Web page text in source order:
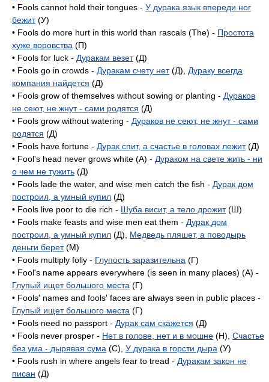
• Fools cannot hold their tongues - У дурака язык впереди ног
бежит(У)
• Fools do more hurt in this world than rascals (The) - Простота
хуже воровства (П)
• Fools for luck - Дуракам везет(Д)
• Fools go in crowds - Дуракам счету нет(Д), Дураку всегда
компания найдется (Д)
• Fools grow of themselves without sowing or planting - Дураков
не сеют, не жнут - сами родятся (Д)
• Fools grow without watering - Дураков не сеют, не жнут - сами
родятся (Д)
• Fools have fortune - Дурак спит, а счастье в головах лежит(Д)
• Fool's head never grows white (A) - Дураком на свете жить - ни
о чем не тужить (Д)
• Fools lade the water, and wise men catch the fish - Дурак дом
построил, а умный купил (Д)
• Fools live poor to die rich - Шуба висит, а тело дрожит(Ш)
• Fools make feasts and wise men eat them - Дурак дом
построил, а умный купил (Д), Медведь пляшет, а поводырь
деньги берет(M)
• Fools multiply folly - Глупость заразительна (Г)
• Fool's name appears everywhere (is seen in many places) (A) -
Глупый ищет большого места (Г)
• Fools' names and fools' faces are always seen in public places -
Глупый ищет большого места (Г)
• Fools need no passport - Дурак сам скажется (Д)
• Fools never prosper - Нет в голове, нет и в мошне (H), Счастье
без ума - дырявая сума (C), У дурака в горсти дыра (У)
• Fools rush in where angels fear to tread - Дуракам закон не
писан (Д)